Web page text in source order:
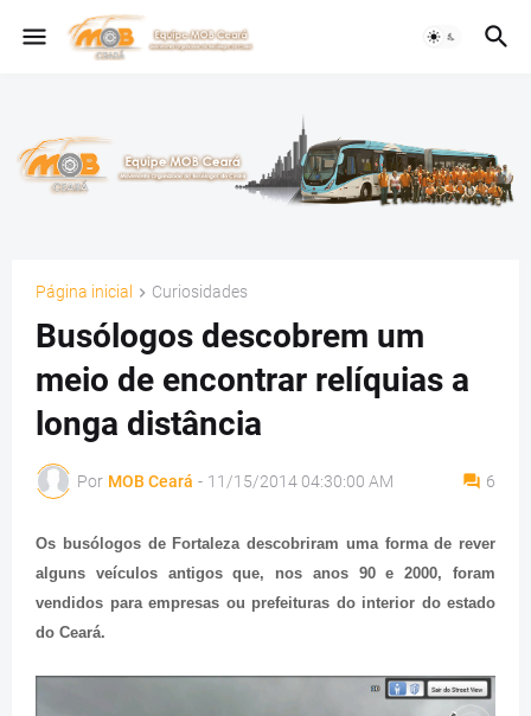
Página inicial Curiosidades
Busólogos descobrem um
meio de encontrar relíquias a
longa distância
Por MOB Ceará - 11/15/2014 04:30:00 AM 6
Os busólogos de Fortaleza descobriram uma forma de rever
alguns veículos antigos que, nos anos 90 e 2000, foram
vendidos para empresas ou prefeituras do interior do estado
do Ceará.